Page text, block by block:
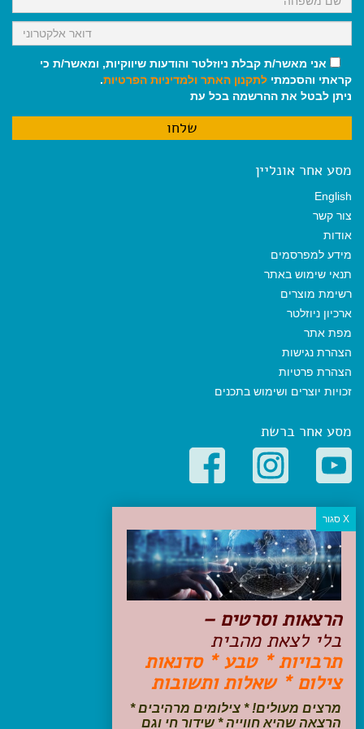
אני מאשר/ת קבלת ניוזלטר והודעות שיווקיות, ומאשר/ת כי
קראתי והסכמתי לתקנון האתר ולמדיניות הפרטיות.
ניתן לבטל את ההרשמה בכל עת
מסע אחר אונליין
English
צור קשר
אודות
מידע למפרסמים
תנאי שימוש באתר
רשימת מוצרים
ארכיון ניוזלטר
מפת אתר
הצהרת נגישות
הצהרת פרטיות
זכויות יוצרים ושימוש בתכנים
מסע אחר ברשת
קטגוריות פופולריות
יעדים
טיולים בישראל
מלונות בוטיק בישראל
טיפים והמלצות
הכנות לנסיעה
טיולי ג'יפים
טיולים עם ילדים
שייט, הפלגות, קרוזים
הרצאות וסרטים –
בלי לצאת מהבית
תרבויות * טבע * סדנאות
צילום * שאלות ותשובות
מרצים מעולים! * צילומים מרהיבים *
הרצאה שהיא חווייה * שידור חי וגם